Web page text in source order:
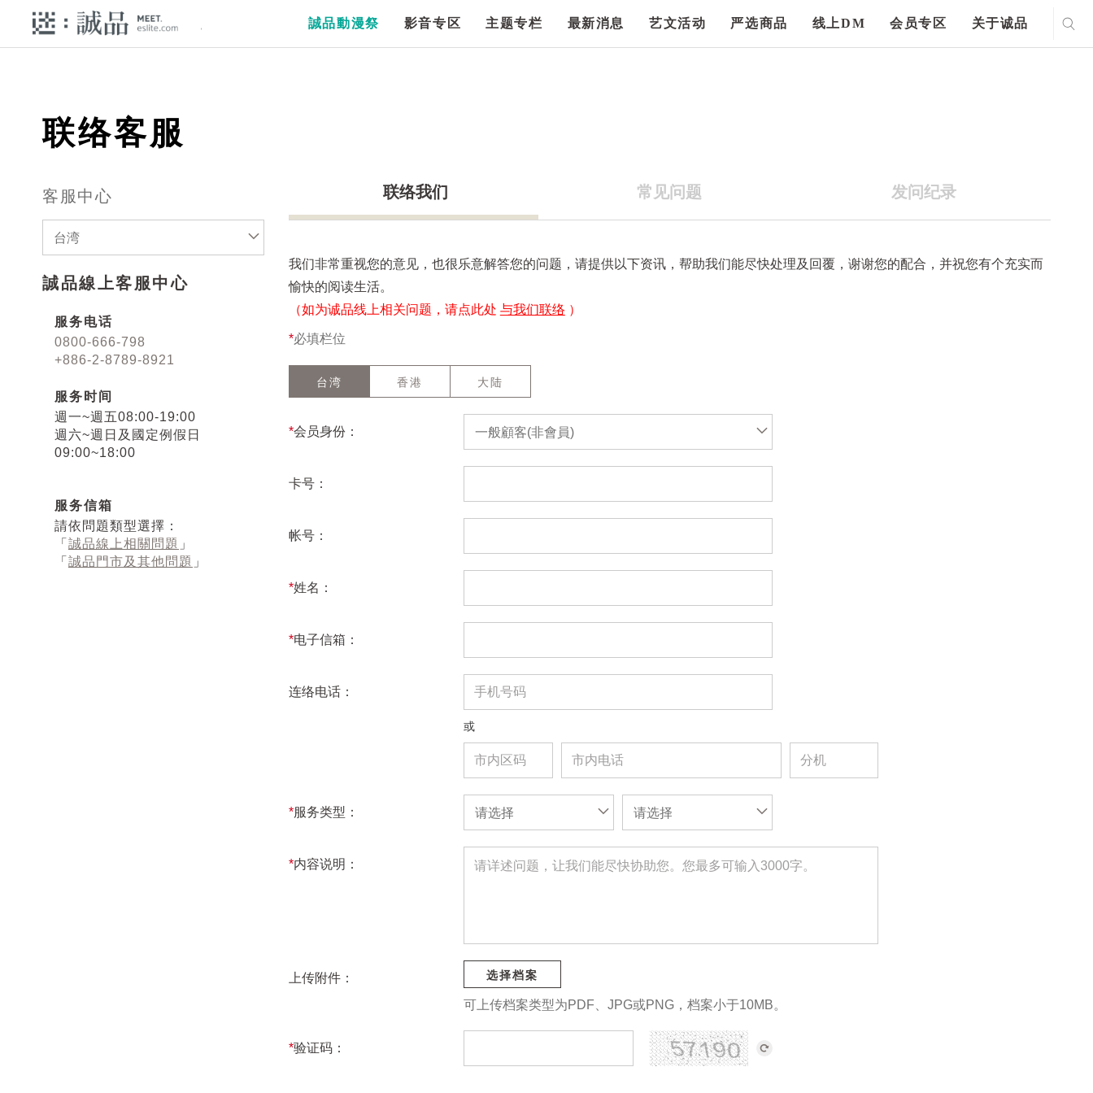
誠品動漫祭 影音专区 主题专栏 最新消息 艺文活动 严选商品 线上DM 会员专区 关于诚品
联络客服
客服中心
台湾
誠品線上客服中心
服务电话
0800-666-798
+886-2-8789-8921
服务时间
週一~週五08:00-19:00
週六~週日及國定例假日
09:00~18:00
服务信箱
請依問題類型選擇：
「 誠品線上相關問題 」
「 誠品門市及其他問題 」
联络我们 常见问题 发问纪录
我们非常重视您的意见，也很乐意解答您的问题，请提供以下资讯，帮助我们能尽快处理及回覆，谢谢您的配合，并祝您有个充实而
愉快的阅读生活。
（如为诚品线上相关问题，请点此处 与我们联络 ）
*必填栏位
台湾 香港 大陆
*会员身份： 一般顧客(非會員)
卡号：
帐号：
*姓名：
*电子信箱：
连络电话：
或
*服务类型： 请选择 请选择
*内容说明：
上传附件： 选择档案
可上传档案类型为PDF、JPG或PNG，档案小于10MB。
*验证码：